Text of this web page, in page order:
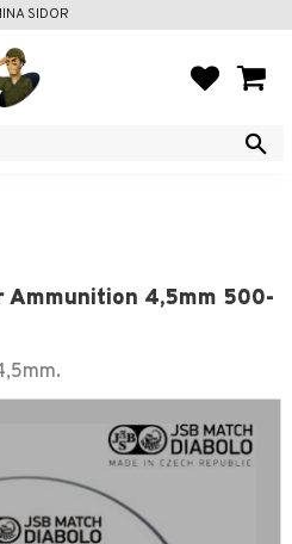
SIDOR
Ammunition 4,5mm 500-